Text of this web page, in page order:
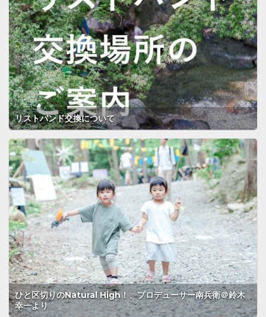
リストバンド交換について
ひと区切りのNatural High！、プロデューサー南兵衛＠鈴木
幸一より